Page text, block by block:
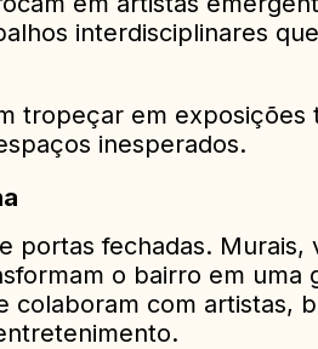
interdisciplinares
tropeçar em exposições
inesperados.
portas fechadas. Murais,
o bairro em uma
colaboram com artistas,